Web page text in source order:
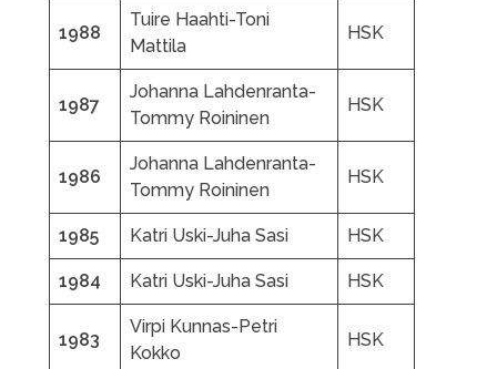
1988
Tuire Haahti-Toni
Mattila
HSK
1987
Johanna Lahdenranta-
Tommy Roininen
HSK
1986
Johanna Lahdenranta-
Tommy Roininen
HSK
1985 Katri Uski-Juha Sasi HSK
1984 Katri Uski-Juha Sasi HSK
1983
Virpi Kunnas-Petri
Kokko
HSK